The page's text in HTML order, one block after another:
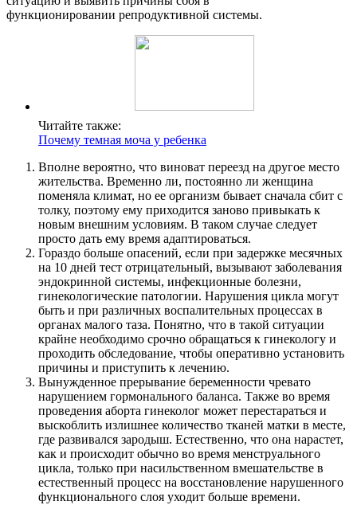
функционировании репродуктивной системы.
Читайте также:
Почему темная моча у ребенка
Вполне вероятно, что виноват переезд на другое место
жительства. Временно ли, постоянно ли женщина
поменяла климат, но ее организм бывает сначала сбит с
толку, поэтому ему приходится заново привыкать к
новым внешним условиям. В таком случае следует
просто дать ему время адаптироваться.
Гораздо больше опасений, если при задержке месячных
на 10 дней тест отрицательный, вызывают заболевания
эндокринной системы, инфекционные болезни,
гинекологические патологии. Нарушения цикла могут
быть и при различных воспалительных процессах в
органах малого таза. Понятно, что в такой ситуации
крайне необходимо срочно обращаться к гинекологу и
проходить обследование, чтобы оперативно установить
причины и приступить к лечению.
Вынужденное прерывание беременности чревато
нарушением гормонального баланса. Также во время
проведения аборта гинеколог может перестараться и
выскоблить излишнее количество тканей матки в месте,
где развивался зародыш. Естественно, что она нарастет,
как и происходит обычно во время менструального
цикла, только при насильственном вмешательстве в
естественный процесс на восстановление нарушенного
функционального слоя уходит больше времени.